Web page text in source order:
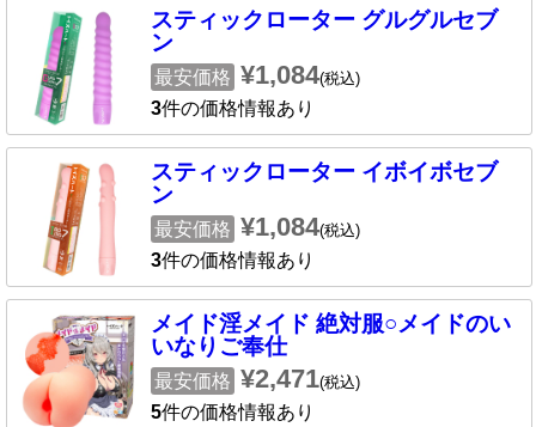
スティックローター グルグルセブ
ン
最安価格 ¥1,084(税込)
3件の価格情報あり
スティックローター イボイボセブ
ン
最安価格 ¥1,084(税込)
3件の価格情報あり
メイド淫メイド 絶対服○メイドのい
いなりご奉仕
最安価格 ¥2,471(税込)
5件の価格情報あり